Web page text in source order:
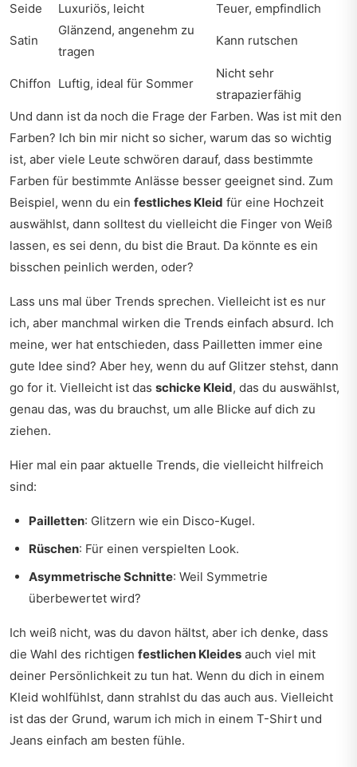
Seide
Luxuriös, leicht Teuer, empfindlich
Satin
Glänzend, angenehm zu
tragen
Kann rutschen
Chiffon Luftig, ideal für Sommer
Nicht sehr
strapazierfähig
Und dann ist da noch die Frage der Farben. Was ist mit den
Farben? Ich bin mir nicht so sicher, warum das so wichtig
ist, aber viele Leute schwören darauf, dass bestimmte
Farben für bestimmte Anlässe besser geeignet sind. Zum
Beispiel, wenn du ein festliches Kleid für eine Hochzeit
auswählst, dann solltest du vielleicht die Finger von Weiß
lassen, es sei denn, du bist die Braut. Da könnte es ein
bisschen peinlich werden, oder?
Lass uns mal über Trends sprechen. Vielleicht ist es nur
ich, aber manchmal wirken die Trends einfach absurd. Ich
meine, wer hat entschieden, dass Pailletten immer eine
gute Idee sind? Aber hey, wenn du auf Glitzer stehst, dann
go for it. Vielleicht ist das schicke Kleid, das du auswählst,
genau das, was du brauchst, um alle Blicke auf dich zu
ziehen.
Hier mal ein paar aktuelle Trends, die vielleicht hilfreich
sind:
Pailletten: Glitzern wie ein Disco-Kugel.
Rüschen: Für einen verspielten Look.
Asymmetrische Schnitte: Weil Symmetrie
überbewertet wird?
Ich weiß nicht, was du davon hältst, aber ich denke, dass
die Wahl des richtigen festlichen Kleides auch viel mit
deiner Persönlichkeit zu tun hat. Wenn du dich in einem
Kleid wohlfühlst, dann strahlst du das auch aus. Vielleicht
ist das der Grund, warum ich mich in einem T-Shirt und
Jeans einfach am besten fühle.